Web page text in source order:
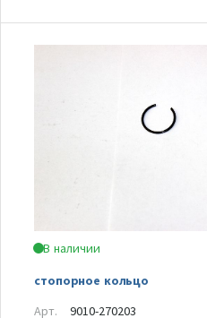
В наличии
стопорное кольцо
Арт.
9010-270203